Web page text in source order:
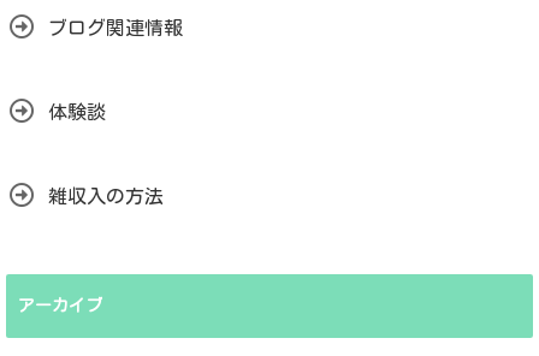
ブログ関連情報
体験談
雑収入の方法
アーカイブ